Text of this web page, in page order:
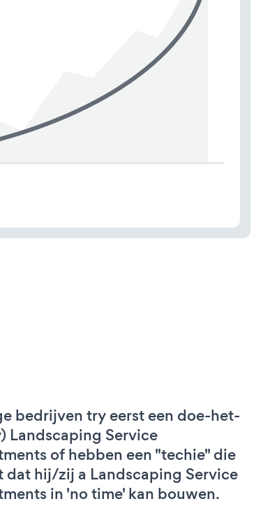
bedrijven try eerst een doe-het-
Landscaping Service
of hebben een "techie" die
dat hij/zij a Landscaping Service
in 'no time' kan bouwen.